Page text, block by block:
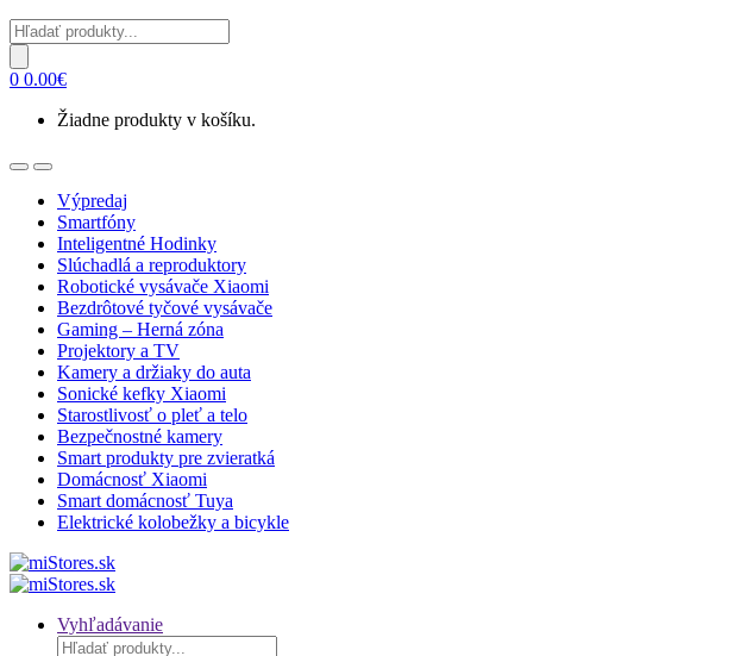
Products
search
0 0.00€
Žiadne produkty v košíku.
OpenClose
Výpredaj
Smartfóny
Inteligentné Hodinky
Slúchadlá a reproduktory
Robotické vysávače Xiaomi
Bezdrôtové tyčové vysávače
Gaming – Herná zóna
Projektory a TV
Kamery a držiaky do auta
Sonické kefky Xiaomi
Starostlivosť o pleť a telo
Bezpečnostné kamery
Smart produkty pre zvieratká
Domácnosť Xiaomi
Smart domácnosť Tuya
Elektrické kolobežky a bicykle
Vyhľadávanie
Products